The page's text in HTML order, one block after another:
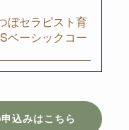
ぼセラピスト育
ベーシックコー
込みはこちら